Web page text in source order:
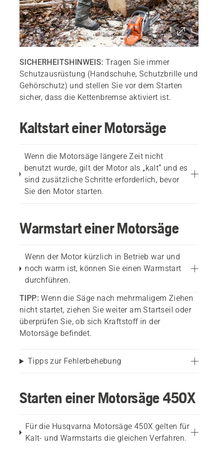
SICHERHEITSHINWEIS: Tragen Sie immer
Schutzausrüstung (Handschuhe, Schutzbrille und
Gehörschutz) und stellen Sie vor dem Starten
sicher, dass die Kettenbremse aktiviert ist.
Kaltstart einer Motorsäge
Wenn die Motorsäge längere Zeit nicht
benutzt wurde, gilt der Motor als „kalt“ und es
sind zusätzliche Schritte erforderlich, bevor
Sie den Motor starten.
Warmstart einer Motorsäge
Wenn der Motor kürzlich in Betrieb war und
noch warm ist, können Sie einen Warmstart
durchführen.
TIPP: Wenn die Säge nach mehrmaligem Ziehen
nicht startet, ziehen Sie weiter am Startseil oder
überprüfen Sie, ob sich Kraftstoff in der
Motorsäge befindet.
Tipps zur Fehlerbehebung
Starten einer Motorsäge 450X
Für die Husqvarna Motorsäge 450X gelten für
Kalt- und Warmstarts die gleichen Verfahren.